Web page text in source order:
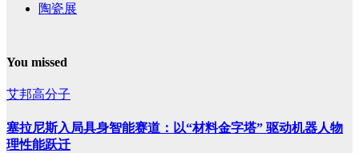
陶瓷展
You missed
艾邦高分子
塞拉尼斯入局具身智能赛道：以“材料金字塔” 驱动机器人物
理性能跃迁